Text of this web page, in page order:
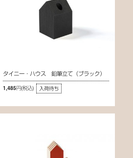
タイニー・ハウス 鉛筆立て（ブラック）
1,485円(税込) 入荷待ち